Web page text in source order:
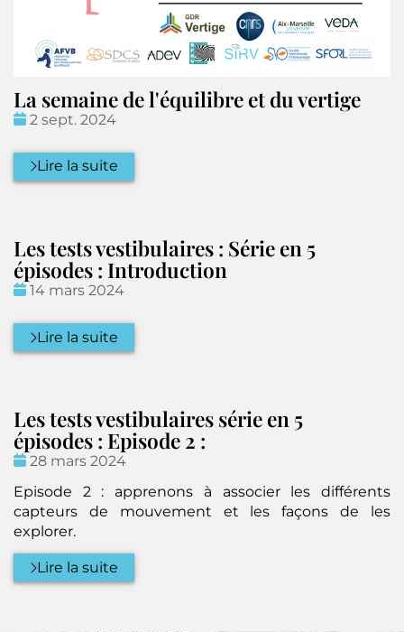
La semaine de l'équilibre et du vertige
Date
2 sept. 2024
Lire la suite
Les tests vestibulaires : Série en 5
épisodes : Introduction
Date
14 mars 2024
Lire la suite
Les tests vestibulaires série en 5
épisodes : Episode 2 :
Date
28 mars 2024
Episode 2 : apprenons à associer les différents
capteurs de mouvement et les façons de les
explorer.
Lire la suite